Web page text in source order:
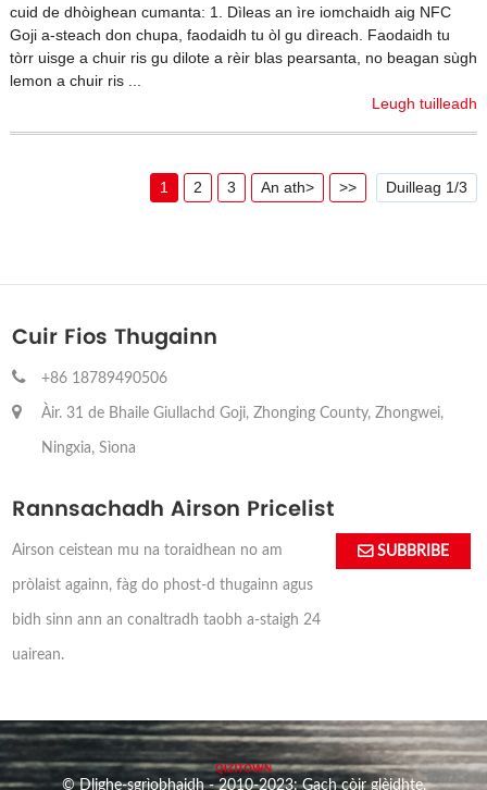
cuid de dhòighean cumanta: 1. Dìleas an ìre iomchaidh aig NFC
Goji a-steach don chupa, faodaidh tu òl gu dìreach. Faodaidh tu
tòrr uisge a chuir ris gu dilote a rèir blas pearsanta, no beagan sùgh
lemon a chuir ris ...
Leugh tuilleadh
1 2 3 An ath> >> Duilleag 1/3
Cuir Fios Thugainn
+86 18789490506
Àir. 31 de Bhaile Giullachd Goji, Zhonging County, Zhongwei,
Ningxia, Sìona
Rannsachadh Airson Pricelist
Airson ceistean mu na toraidhean no am
pròlaist againn, fàg do phost-d thugainn agus
bidh sinn ann an conaltradh taobh a-staigh 24
uairean.
SUBBRIBE
© Dlighe-sgrìobhaidh - 2010-2023: Gach còir glèidhte.